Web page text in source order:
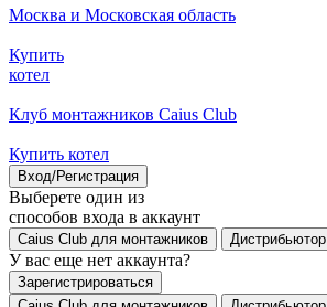
Москва и Московская область
Купить
котел
Клуб монтажников Caius Club
Купить котел
Вход/Регистрация
Выберете один из
способов входа в аккаунт
Caius Club для монтажников Дистрибьютор
У вас еще нет аккаунта?
Зарегистрироваться